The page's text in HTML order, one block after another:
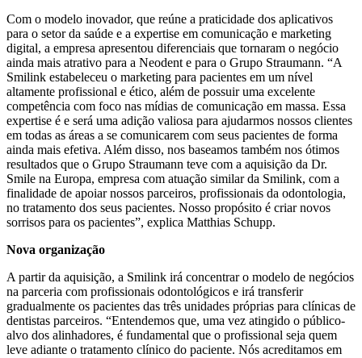
Com o modelo inovador, que reúne a praticidade dos aplicativos
para o setor da saúde e a expertise em comunicação e marketing
digital, a empresa apresentou diferenciais que tornaram o negócio
ainda mais atrativo para a Neodent e para o Grupo Straumann. “A
Smilink estabeleceu o marketing para pacientes em um nível
altamente profissional e ético, além de possuir uma excelente
competência com foco nas mídias de comunicação em massa. Essa
expertise é e será uma adição valiosa para ajudarmos nossos clientes
em todas as áreas a se comunicarem com seus pacientes de forma
ainda mais efetiva. Além disso, nos baseamos também nos ótimos
resultados que o Grupo Straumann teve com a aquisição da Dr.
Smile na Europa, empresa com atuação similar da Smilink, com a
finalidade de apoiar nossos parceiros, profissionais da odontologia,
no tratamento dos seus pacientes. Nosso propósito é criar novos
sorrisos para os pacientes”, explica Matthias Schupp.
Nova organização
A partir da aquisição, a Smilink irá concentrar o modelo de negócios
na parceria com profissionais odontológicos e irá transferir
gradualmente os pacientes das três unidades próprias para clínicas de
dentistas parceiros. “Entendemos que, uma vez atingido o público-
alvo dos alinhadores, é fundamental que o profissional seja quem
leve adiante o tratamento clínico do paciente. Nós acreditamos em